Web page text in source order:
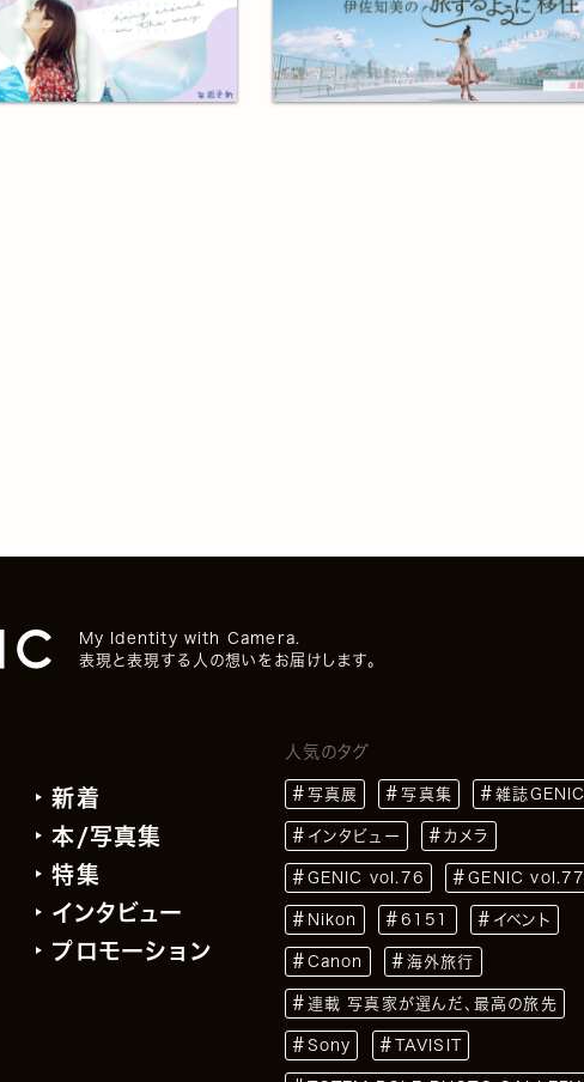
My Identity with Camera.
表現と表現する人の想いをお届けします。
新着
本/写真集
特集
インタビュー
プロモーション
人気のタグ
写真展 写真集 雑誌GENIC
インタビュー カメラ
GENIC vol.76 GENIC vol.77
Nikon 6151 イベント
Canon 海外旅行
連載 写真家が選んだ、最高の旅先
Sony TAVISIT